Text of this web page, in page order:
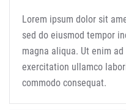
Lorem ipsum dolor sit
sed do eiusmod tempor
magna aliqua. Ut enim
exercitation ullamco
commodo consequat.